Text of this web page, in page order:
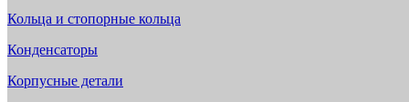
Кольца и стопорные кольца
Конденсаторы
Корпусные детали